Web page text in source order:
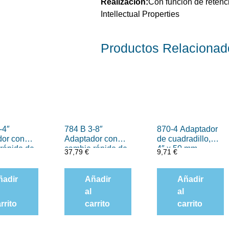
Realización:Con función de
Intellectual Properties
Productos
con
de
x 30
784 B 3-8″
Adaptador con
cambio rápido de
Wera, art. no.
784 B-2 x 5-16″ x
50 mm
37,79 €
Añadir
al
carrito
870-4 Adaptador
de cuadradillo, 1-
4″ x 50 mm
9,71 €
Añadir
al
carrito